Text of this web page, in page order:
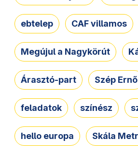
ebtelep CAF villamos
Megújul a Nagykörút
Árasztó-part Szép Ernő
feladatok színész
hello europa Skála